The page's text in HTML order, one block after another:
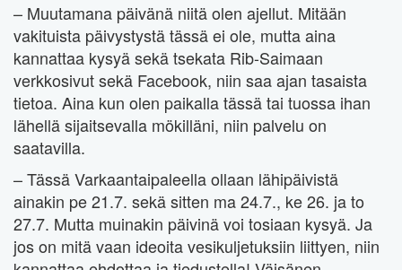
– Muutamana päivänä niitä olen ajellut. Mitään
vakituista päivystystä tässä ei ole, mutta aina
kannattaa kysyä sekä tsekata Rib-Saimaan
verkkosivut sekä Facebook, niin saa ajan tasaista
tietoa. Aina kun olen paikalla tässä tai tuossa ihan
lähellä sijaitsevalla mökilläni, niin palvelu on
saatavilla.
– Tässä Varkaantaipaleella ollaan lähipäivistä
ainakin pe 21.7. sekä sitten ma 24.7., ke 26. ja to
27.7. Mutta muinakin päivinä voi tosiaan kysyä. Ja
jos on mitä vaan ideoita vesikuljetuksiin liittyen, niin